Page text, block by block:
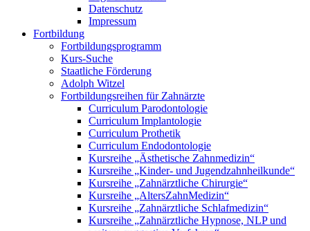
Datenschutz
Impressum
Fortbildung
Fortbildungsprogramm
Kurs-Suche
Staatliche Förderung
Adolph Witzel
Fortbildungsreihen für Zahnärzte
Curriculum Parodontologie
Curriculum Implantologie
Curriculum Prothetik
Curriculum Endodontologie
Kursreihe „Ästhetische Zahnmedizin“
Kursreihe „Kinder- und Jugendzahnheilkunde“
Kursreihe „Zahnärztliche Chirurgie“
Kursreihe „AltersZahnMedizin“
Kursreihe „Zahnärztliche Schlafmedizin“
Kursreihe „Zahnärztliche Hypnose, NLP und